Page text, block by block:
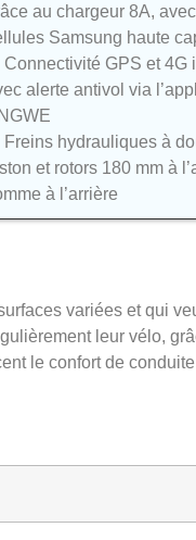
au chargeur 8A,
Samsung haute
Connectivité GPS et 4G
alerte antivol via
Freins hydrauliques à
et rotors 180 mm à
à l’arrière
variées et qui
leur vélo,
le confort de